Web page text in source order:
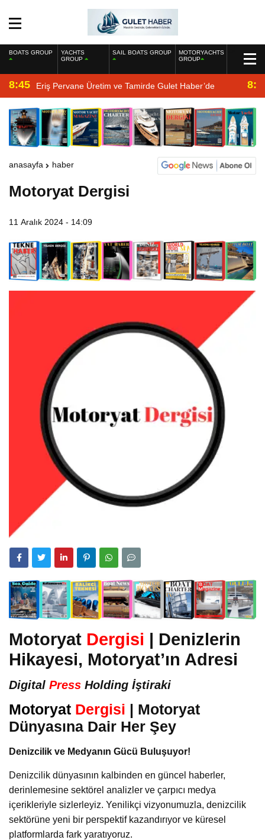
BOATS GROUP
YACHTS
GROUP
SAIL BOATS GROUP
MOTORYACHTS
GROUP
8:45 Eriş Pervane Üretim ve Tamirde Gulet Haber’de
anasayfa haber
Motoryat Dergisi
11 Aralık 2024 - 14:09
Motoryat Dergisi | Denizlerin
Hikayesi, Motoryat’ın Adresi
Digital Press Holding İştiraki
Motoryat Dergisi | Motoryat
Dünyasına Dair Her Şey
Denizcilik ve Medyanın Gücü Buluşuyor!
Denizcilik dünyasının kalbinden en güncel haberler,
derinlemesine sektörel analizler ve çarpıcı medya
içerikleriyle sizlerleyiz. Yenilikçi vizyonumuzla, denizcilik
sektörüne yeni bir perspektif kazandırıyor ve küresel
platformlarda fark yaratıyoruz.